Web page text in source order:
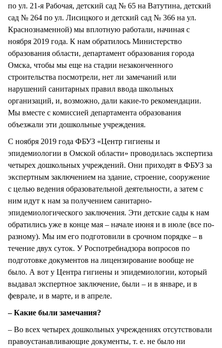
по ул. 21-я Рабочая, детский сад № 65 на Ватутина, детский
сад № 264 по ул. Лисицкого и детский сад № 366 на ул.
Краснознаменной) мы вплотную работали, начиная с
ноября 2019 года. К нам обратилось Министерство
образования области, департамент образования города
Омска, чтобы мы еще на стадии незаконченного
строительства посмотрели, нет ли замечаний или
нарушений санитарных правил ввода школьных
организаций, и, возможно, дали какие-то рекомендации.
Мы вместе с комиссией департамента образования
объезжали эти дошкольные учреждения.
С ноября 2019 года ФБУЗ «Центр гигиены и
эпидемиологии в Омской области» проводилась экспертиза
четырех дошкольных учреждений. Они приходят в ФБУЗ за
экспертным заключением на здание, строение, сооружение
с целью ведения образовательной деятельности, а затем с
ним идут к нам за получением санитарно-
эпидемиологического заключения. Эти детские сады к нам
обратились уже в конце мая – начале июня и в июле (все по-
разному). Мы им его подготовили в срочном порядке – в
течение двух суток. У Роспотребнадзора вопросов по
подготовке документов на лицензирование вообще не
было. А вот у Центра гигиены и эпидемиологии, который
выдавал экспертное заключение, были – и в январе, и в
феврале, и в марте, и в апреле.
– Какие были замечания?
– Во всех четырех дошкольных учреждениях отсутствовали
правоустанавливающие документы, т. е. не было ни